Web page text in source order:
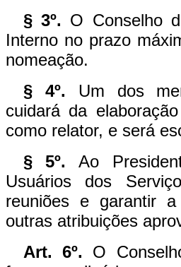
§ 3º. O Conselho
Interno no prazo
nomeação.
§ 4º. Um dos
cuidará da
como relator, e será
§ 5º. Ao
Usuários dos
reuniões e garantir
outras atribuições
Art. 6º. O